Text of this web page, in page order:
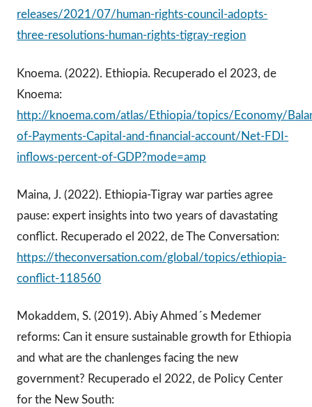
releases/2021/07/human-rights-council-adopts-
three-resolutions-human-rights-tigray-region
Knoema. (2022). Ethiopia. Recuperado el 2023, de
Knoema:
http://knoema.com/atlas/Ethiopia/topics/Economy/
of-Payments-Capital-and-financial-account/Net-FDI-
inflows-percent-of-GDP?mode=amp
Maina, J. (2022). Ethiopia-Tigray war parties agree
pause: expert insights into two years of davastating
conflict. Recuperado el 2022, de The Conversation:
https://theconversation.com/global/topics/ethiopia-
conflict-118560
Mokaddem, S. (2019). Abiy Ahmed´s Medemer
reforms: Can it ensure sustainable growth for Ethiopia
and what are the chanlenges facing the new
government? Recuperado el 2022, de Policy Center
for the New South: